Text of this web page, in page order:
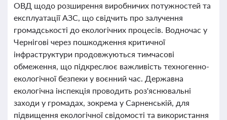
ОВД щодо розширення виробничих потужностей та
експлуатації АЗС, що свідчить про залучення
громадськості до екологічних процесів. Водночас у
Чернігові через пошкодження критичної
інфраструктури продовжуються тимчасові
обмеження, що підкреслює важливість техногенно-
екологічної безпеки у воєнний час. Державна
екологічна інспекція проводить роз'яснювальні
заходи у громадах, зокрема у Сарненській, для
підвищення екологічної свідомості та використання